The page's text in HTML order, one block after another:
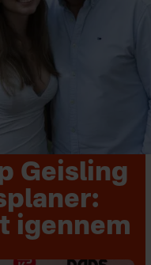
Geisling
igennem